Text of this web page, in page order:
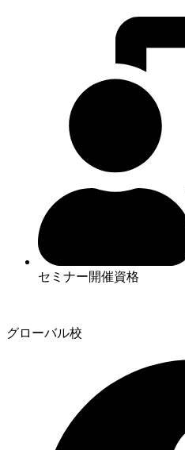
セミナー開催資格
グローバル校